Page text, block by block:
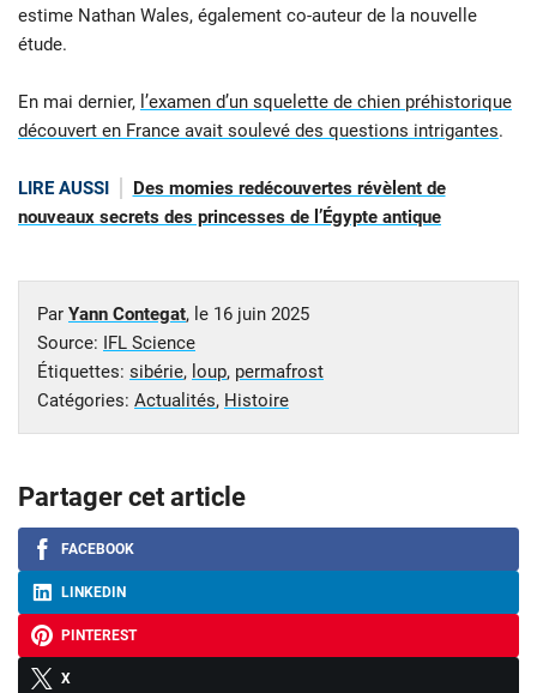
estime Nathan Wales, également co-auteur de la nouvelle
étude.
En mai dernier, l’examen d’un squelette de chien préhistorique
découvert en France avait soulevé des questions intrigantes.
LIRE AUSSI
Des momies redécouvertes révèlent de
nouveaux secrets des princesses de l’Égypte antique
Par Yann Contegat, le 16 juin 2025
Source: IFL Science
Étiquettes: sibérie, loup, permafrost
Catégories: Actualités, Histoire
Partager cet article
FACEBOOK
LINKEDIN
PINTEREST
X